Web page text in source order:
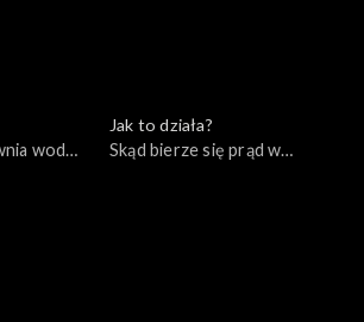
wodna
Jak to działa?
Skąd bierze się prąd w